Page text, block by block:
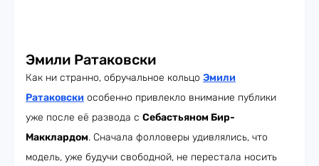
Эмили Ратаковски
Как ни странно, обручальное кольцо Эмили
Ратаковски особенно привлекло внимание публики
уже после её развода с Себастьяном Бир-
Макклардом. Сначала фолловеры удивлялись, что
модель, уже будучи свободной, не перестала носить